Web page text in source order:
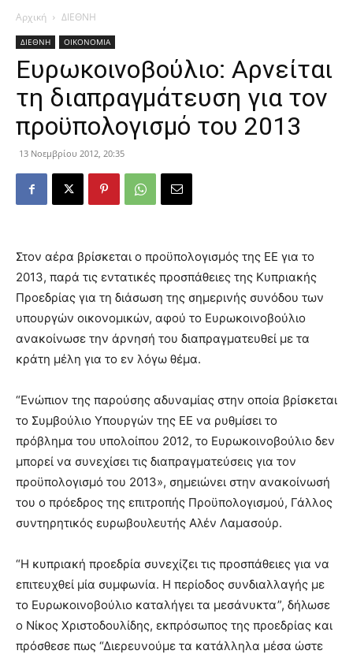
Αρχική ΔΙΕΘΝΗ
ΔΙΕΘΝΗ ΟΙΚΟΝΟΜΙΑ
Ευρωκοινοβούλιο: Αρνείται
τη διαπραγμάτευση για τον
προϋπολογισμό του 2013
13 Νοεμβρίου 2012, 20:35
Στον αέρα βρίσκεται ο προϋπολογισμός της ΕΕ για το
2013, παρά τις εντατικές προσπάθειες της Κυπριακής
Προεδρίας για τη διάσωση της σημερινής συνόδου των
υπουργών οικονομικών, αφού το Ευρωκοινοβούλιο
ανακοίνωσε την άρνησή του διαπραγματευθεί με τα
κράτη μέλη για το εν λόγω θέμα.
“Ενώπιον της παρούσης αδυναμίας στην οποία βρίσκεται
το Συμβούλιο Υπουργών της ΕΕ να ρυθμίσει το
πρόβλημα του υπολοίπου 2012, το Ευρωκοινοβούλιο δεν
μπορεί να συνεχίσει τις διαπραγματεύσεις για τον
προϋπολογισμό του 2013», σημειώνει στην ανακοίνωσή
του ο πρόεδρος της επιτροπής Προϋπολογισμού, Γάλλος
συντηρητικός ευρωβουλευτής Αλέν Λαμασούρ.
“Η κυπριακή προεδρία συνεχίζει τις προσπάθειες για να
επιτευχθεί μία συμφωνία. Η περίοδος συνδιαλλαγής με
το Ευρωκοινοβούλιο καταλήγει τα μεσάνυκτα”, δήλωσε
ο Νίκος Χριστοδουλίδης, εκπρόσωπος της προεδρίας και
πρόσθεσε πως “Διερευνούμε τα κατάλληλα μέσα ώστε